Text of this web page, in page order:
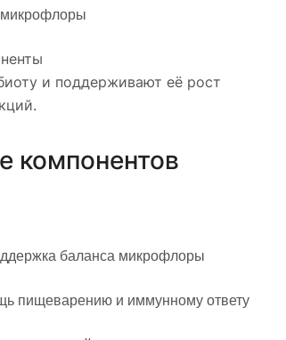
микрофлоры
и поддерживают её рост
компонентов
баланса микрофлоры
пищеварению и иммунному ответу